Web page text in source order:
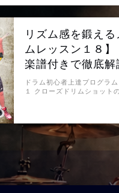
リズム感を鍛え
ムレッスン１８
楽譜付きで徹底解
ドラム初心者上達プログラ
１ クローズドリムショット